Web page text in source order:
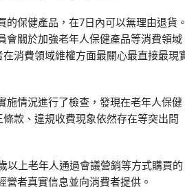
的保健產品，在7日內可以無理由退貨
會關於加強老年人保健產品等消費領域
消費領域維權方面最關心最直接最現
情況進行了檢查，發現在老年人保健
款、違規收費現象依然存在等突出問
上老年人通過會議營銷等方式購買的
者真實信息並向消費者提供。